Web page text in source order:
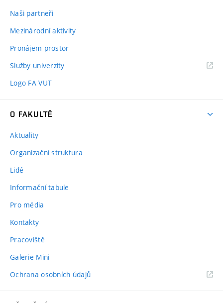
Naši partneři
Mezinárodní aktivity
Pronájem prostor
Služby univerzity
Logo FA VUT
O FAKULTĚ
Aktuality
Organizační struktura
Lidé
Informační tabule
Pro média
Kontakty
Pracoviště
Galerie Mini
Ochrana osobních údajů